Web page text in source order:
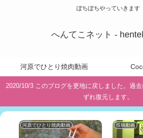
ぼちぼちやっていきます
へんてこネット -
河原でひとり焼肉動画
2020/10/3 このブログを更地に戻しました。過
ずれ復元します。
河原でひとり焼肉動画 投稿動画